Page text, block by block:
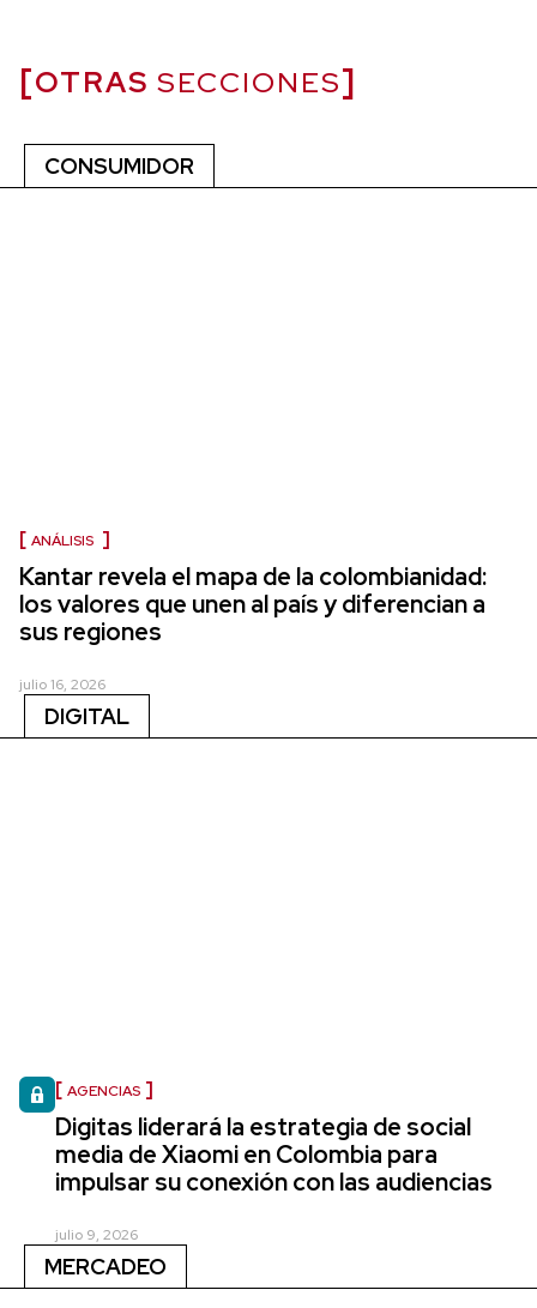
OTRAS SECCIONES
CONSUMIDOR
ANÁLISIS
Kantar revela el mapa de la colombianidad:
los valores que unen al país y diferencian a
sus regiones
julio 16, 2026
DIGITAL
AGENCIAS
Digitas liderará la estrategia de social
media de Xiaomi en Colombia para
impulsar su conexión con las audiencias
julio 9, 2026
MERCADEO